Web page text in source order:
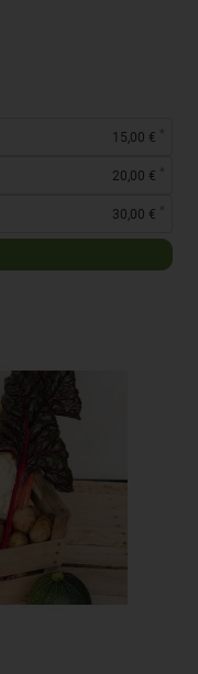
15,00 € *
20,00 € *
30,00 € *